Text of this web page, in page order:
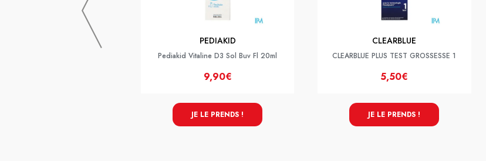
PEDIAKID
Pediakid Vitaline D3 Sol Buv Fl 20ml
9,90€
JE LE PRENDS !
CLEARBLUE
CLEARBLUE PLUS TEST GROSSESSE 1
5,50€
JE LE PRENDS !